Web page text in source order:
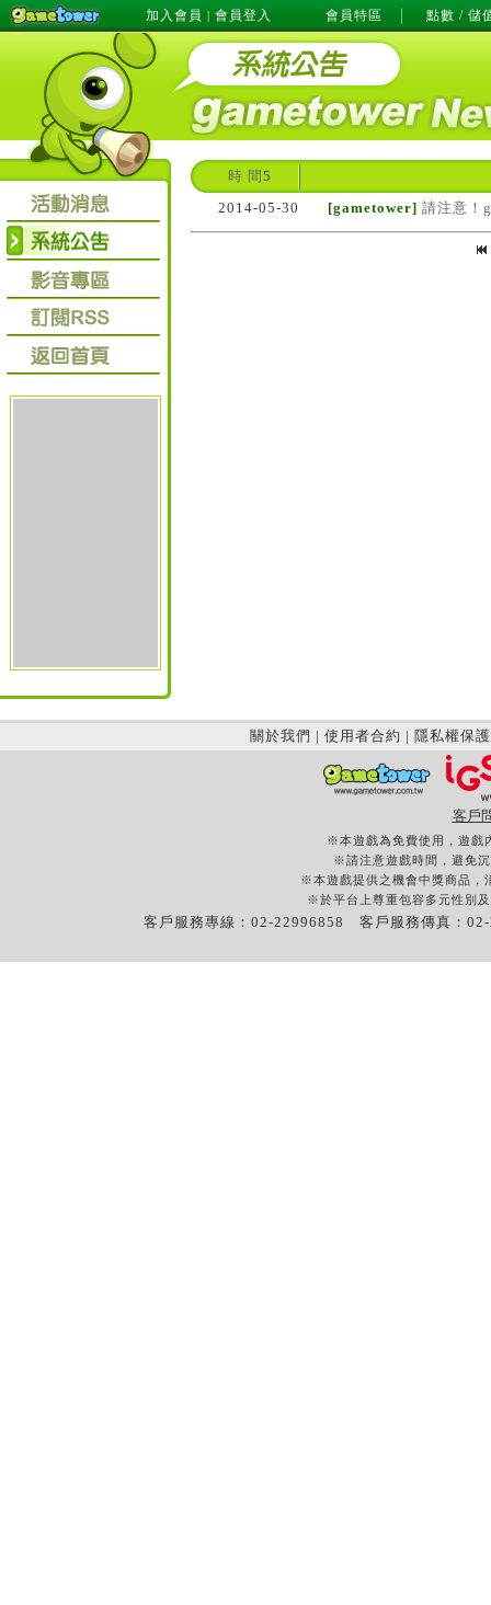
加入會員 | 會員登入 會員特區 點數 / 儲
時 間 5
2014-05-30
[gametower] 請注意！
關於我們 | 使用者合約 | 隱私權保護
客戶
※本遊戲為免費使用，遊戲
※請注意遊戲時間，避免
※本遊戲提供之機會中獎商品，
※於平台上尊重包容多元性別
客戶服務專線：02-22996858 客戶服務傳真：